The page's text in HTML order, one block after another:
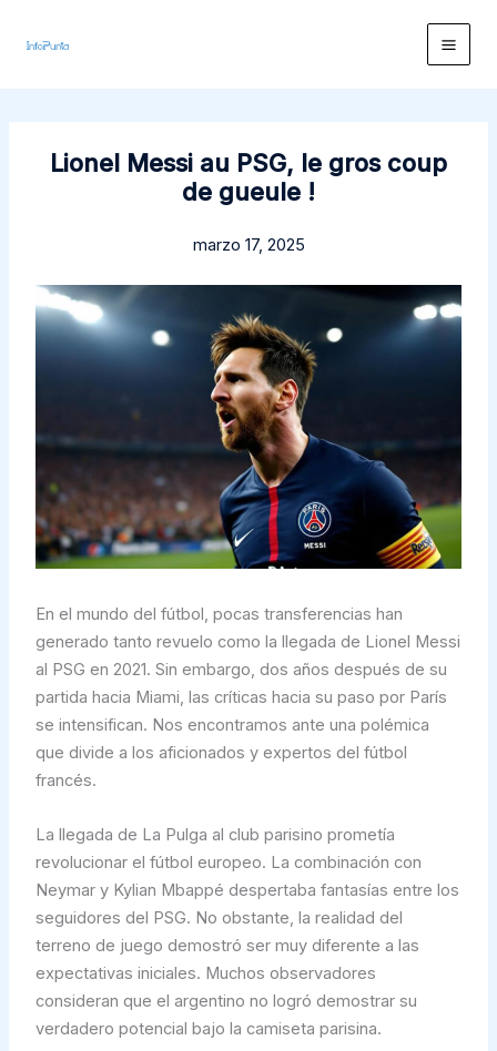
Lionel Messi au PSG, le gros coup
de gueule !
marzo 17, 2025
En el mundo del fútbol, pocas transferencias han
generado tanto revuelo como la llegada de Lionel Messi
al PSG en 2021. Sin embargo, dos años después de su
partida hacia Miami, las críticas hacia su paso por París
se intensifican. Nos encontramos ante una polémica
que divide a los aficionados y expertos del fútbol
francés.
La llegada de La Pulga al club parisino prometía
revolucionar el fútbol europeo. La combinación con
Neymar y Kylian Mbappé despertaba fantasías entre los
seguidores del PSG. No obstante, la realidad del
terreno de juego demostró ser muy diferente a las
expectativas iniciales. Muchos observadores
consideran que el argentino no logró demostrar su
verdadero potencial bajo la camiseta parisina.